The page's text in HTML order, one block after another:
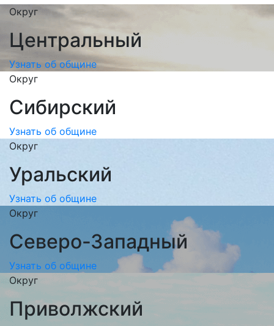
Округ
Центральный
Узнать об общине
Округ
Сибирский
Узнать об общине
Округ
Уральский
Узнать об общине
Округ
Северо-Западный
Узнать об общине
Округ
Приволжский